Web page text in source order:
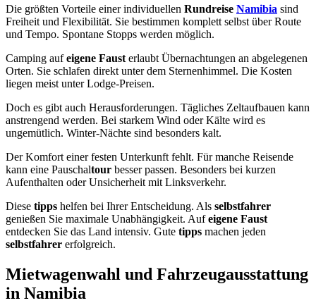
Die größten Vorteile einer individuellen Rundreise Namibia sind
Freiheit und Flexibilität. Sie bestimmen komplett selbst über Route
und Tempo. Spontane Stopps werden möglich.
Camping aufeigene Faust erlaubt Übernachtungen an abgelegenen
Orten. Sie schlafen direkt unter dem Sternenhimmel. Die Kosten
liegen meist unter Lodge-Preisen.
Doch es gibt auch Herausforderungen. Tägliches Zeltaufbauen kann
anstrengend werden. Bei starkem Wind oder Kälte wird es
ungemütlich. Winter-Nächte sind besonders kalt.
Der Komfort einer festen Unterkunft fehlt. Für manche Reisende
kann eine Pauschaltour besser passen. Besonders bei kurzen
Aufenthalten oder Unsicherheit mit Linksverkehr.
Diese tipps helfen bei Ihrer Entscheidung. Als selbstfahrer
genießen Sie maximale Unabhängigkeit. Aufeigene Faust
entdecken Sie das Land intensiv. Gute tipps machen jeden
selbstfahrer erfolgreich.
Mietwagenwahl und Fahrzeugausstattung
in Namibia